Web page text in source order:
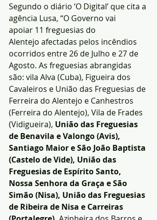
Segundo o diário ‘O Digital’ que cita a
agência Lusa, “O Governo vai
apoiar 11 freguesias do
Alentejo afectadas pelos incêndios
ocorridos entre 26 de Julho e 27 de
Agosto. As freguesias abrangidas
são: vila Alva (Cuba), Figueira dos
Cavaleiros e União das Freguesias de
Ferreira do Alentejo e Canhestros
(Ferreira do Alentejo), Vila de Frades
(Vidigueira), União das Freguesias
de Benavila e Valongo (Avis),
Santiago Maior e São João Baptista
(Castelo de Vide), União das
Freguesias de Espírito Santo,
Nossa Senhora da Graça e São
Simão (Nisa), União das Freguesias
de Ribeira de Nisa e Carreiras